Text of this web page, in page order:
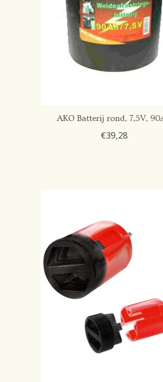
AKO Batterij rond, 7,5V,
€39,28